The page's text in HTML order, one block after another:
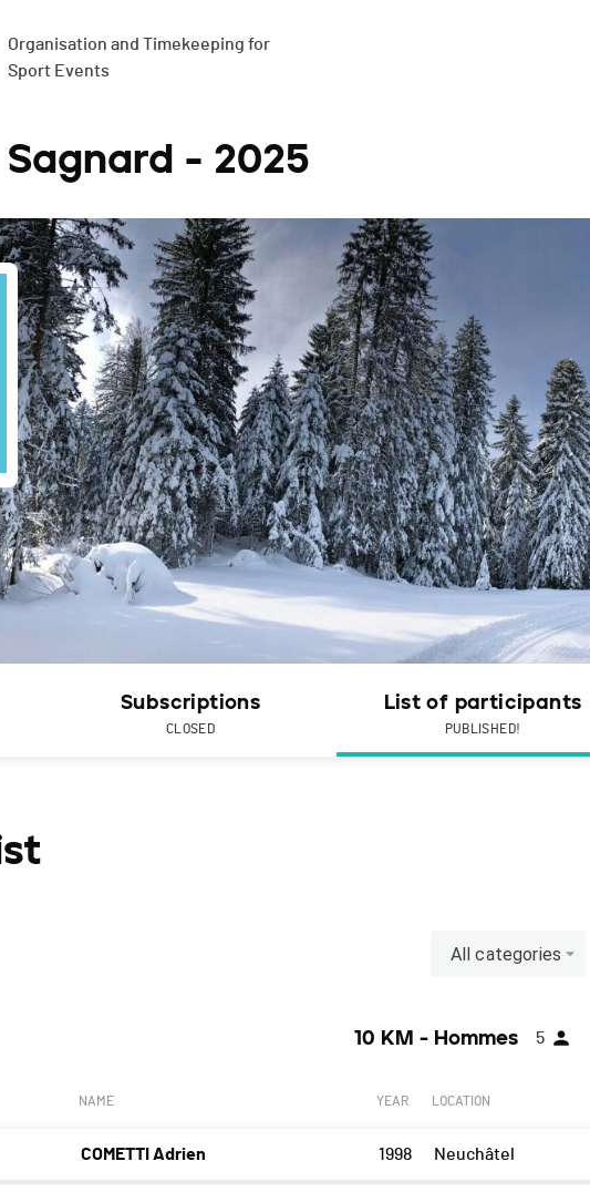
Organisation and Timekeeping for
Sport Events
- 2025
Subscriptions
CLOSED
List of participants
PUBLISHED!
All categories
10 KM - Hommes 5
NAME YEAR LOCATION
COMETTI Adrien 1998 Neuchâtel